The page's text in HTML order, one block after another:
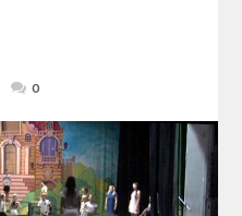
Posted
0